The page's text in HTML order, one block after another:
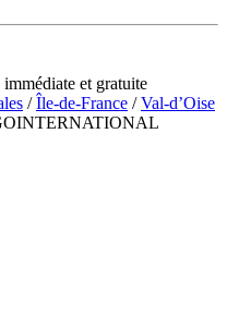
et gratuite
/Île-de-France /Val-d’Oise